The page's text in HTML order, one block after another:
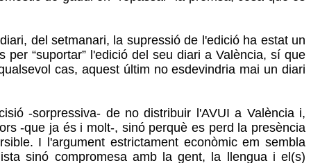
del setmanari, la supressió de l'edició ha estat un
“suportar” l'edició del seu diari a València, sí que
cas, aquest últim no esdevindria mai un diari
de no distribuir l'AVUI a València i,
-que ja és i molt-, sinó perquè es perd la presència
I l'argument estrictament econòmic em sembla
sinó compromesa amb la gent, la llengua i el(s)